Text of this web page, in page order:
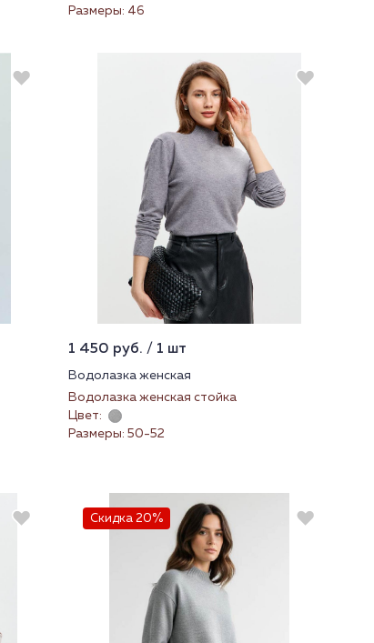
Размеры: 46
1 450 руб. / 1 шт
Водолазка женская
Водолазка женская стойка
Цвет:
Размеры: 50-52
Скидка 20%